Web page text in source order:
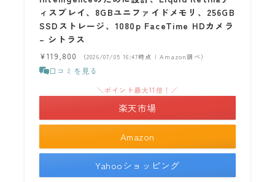
ィスプレイ、8GBユニファイドメモリ、256GB
SSDストレージ、1080p FaceTime HDカメラ
– シトラス
¥119,800 （2026/07/05 16:47時点 | Amazon調べ）
口コミを見る
Amazon
＼ポイント最大11倍！／
楽天市場
Yahooショッピング